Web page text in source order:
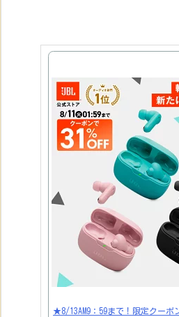
★8/13AM9：59まで！限定クーポ